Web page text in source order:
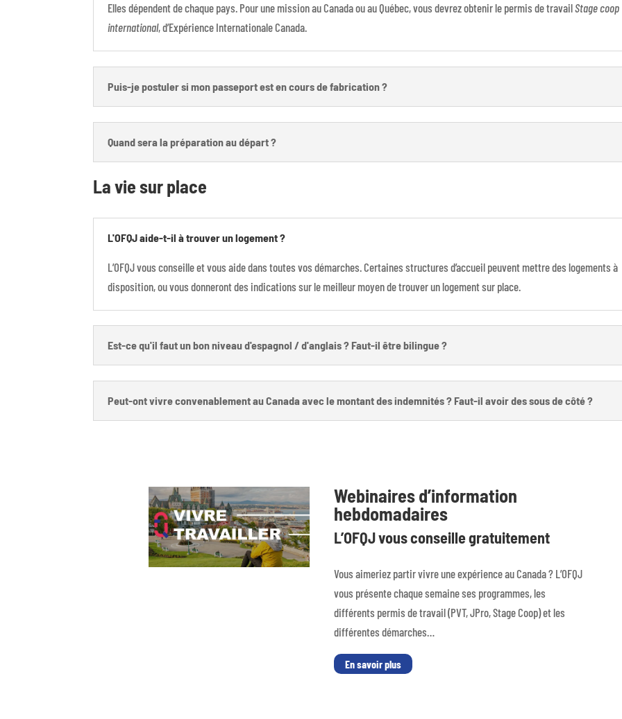
Elles dépendent de chaque pays. Pour une mission au Canada ou au Québec, vous devrez obtenir le permis de travailStage coop
international, d’Expérience Internationale Canada.
Puis-je postuler si mon passeport est en cours de fabrication ?
Quand sera la préparation au départ ?
La vie sur place
L'OFQJ aide-t-il à trouver un logement ?
L’OFQJ vous conseille et vous aide dans toutes vos démarches. Certaines structures d’accueil peuvent mettre des logements à
disposition, ou vous donneront des indications sur le meilleur moyen de trouver un logement sur place.
Est-ce qu'il faut un bon niveau d'espagnol / d'anglais ? Faut-il être bilingue ?
Peut-ont vivre convenablement au Canada avec le montant des indemnités ? Faut-il avoir des sous de côté ?
Webinaires d’information
hebdomadaires
L’OFQJ vous conseille gratuitement
Vous aimeriez partir vivre une expérience au Canada ? L’OFQJ
vous présente chaque semaine ses programmes, les
différents permis de travail (PVT, JPro, Stage Coop) et les
différentes démarches…
En savoir plus